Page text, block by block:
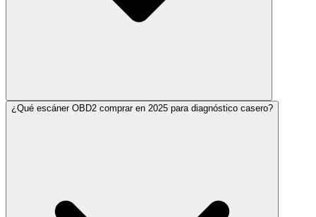
¿Qué escáner OBD2 comprar en 2025 para diagnóstico casero?